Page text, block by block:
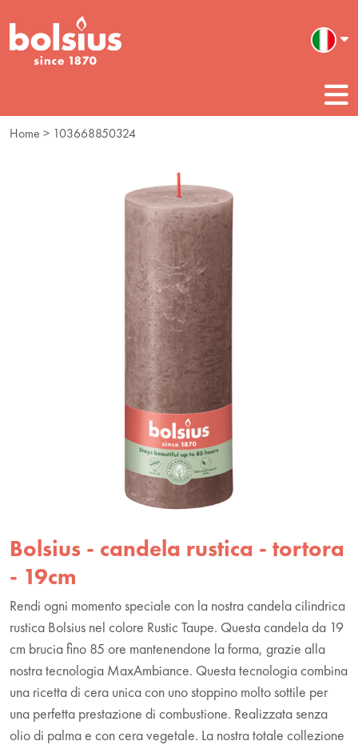
Home > 103668850324
Bolsius - candela rustica - tortora
- 19cm
Rendi ogni momento speciale con la nostra candela cilindrica
rustica Bolsius nel colore Rustic Taupe. Questa candela da 19
cm brucia fino 85 ore mantenendone la forma, grazie alla
nostra tecnologia MaxAmbiance. Questa tecnologia combina
una ricetta di cera unica con uno stoppino molto sottile per
una perfetta prestazione di combustione. Realizzata senza
olio di palma e con cera vegetale. La nostra totale collezione